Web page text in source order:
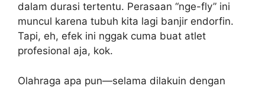
dalam durasi tertentu. Perasaan “nge-fly” ini
muncul karena tubuh kita lagi banjir endorfin.
Tapi, eh, efek ini nggak cuma buat atlet
profesional aja, kok.
Olahraga apa pun—selama dilakuin dengan